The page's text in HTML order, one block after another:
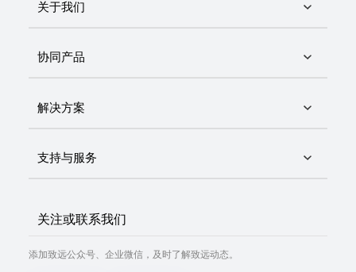
关于我们
协同产品
解决方案
支持与服务
关注或联系我们
添加致远公众号、企业微信，及时了解致远动态。